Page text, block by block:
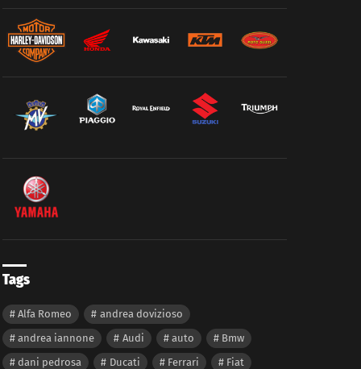
Tags
Alfa Romeo
andrea dovizioso
andrea iannone
Audi auto
Bmw
dani pedrosa
Ducati Ferrari
Fiat